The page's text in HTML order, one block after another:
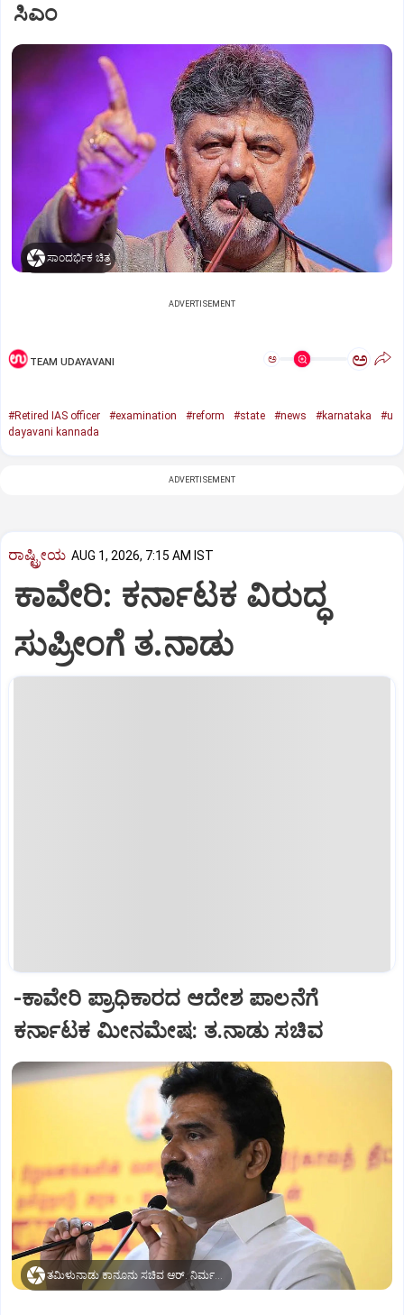
ಸಿಎಂ
ಸಾಂದರ್ಭಿಕ ಚಿತ್ರ
ADVERTISEMENT
TEAM UDAYAVANI ಅ ಅ
#Retired IAS officer #examination #reform #state #news #karnataka
#u
dayavani kannada
ADVERTISEMENT
ರಾಷ್ಟ್ರೀಯ AUG 1, 2026, 7:15 AM IST
ಕಾವೇರಿ: ಕರ್ನಾಟಕ ವಿರುದ್ಧ
ಸುಪ್ರೀಂಗೆ ತ.ನಾಡು
-ಕಾವೇರಿ ಪ್ರಾಧಿಕಾರದ ಆದೇಶ ಪಾಲನೆಗೆ
ಕರ್ನಾಟಕ ಮೀನಮೇಷ: ತ.ನಾಡು ಸಚಿವ
ತಮಿಳುನಾಡು ಕಾನೂನು ಸಚಿವ ಆರ್. ನಿರ್ಮಲ್ ಕುಮಾರ್